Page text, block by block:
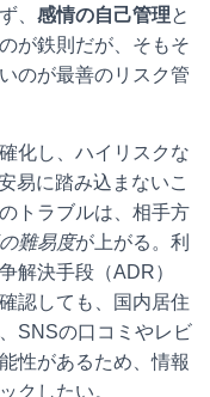
、 感情の自己管理と
が鉄則だが、そもそ
のが最善のリスク管
化し、ハイリスクな
易に踏み込まないこ
トラブルは、相手方
難易度が上がる。利
解決手段（ADR）
認しても、国内居住
SNSの口コミやレビ
性があるため、情報
クしたい。